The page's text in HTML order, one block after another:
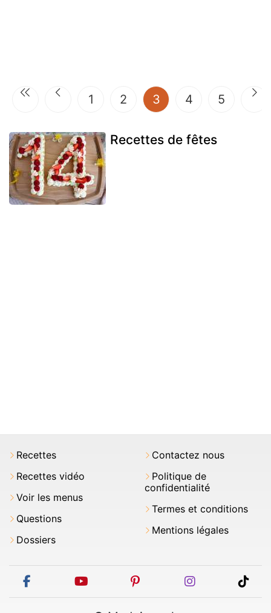
1 2 3(current)
4 5
Recettes de fêtes
Recettes
Recettes vidéo
Voir les menus
Questions
Dossiers
Contactez nous
Politique de
confidentialité
Termes et conditions
Mentions légales
facebook youtube pinterest instagram